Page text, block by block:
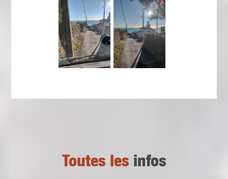
Toutes les infos